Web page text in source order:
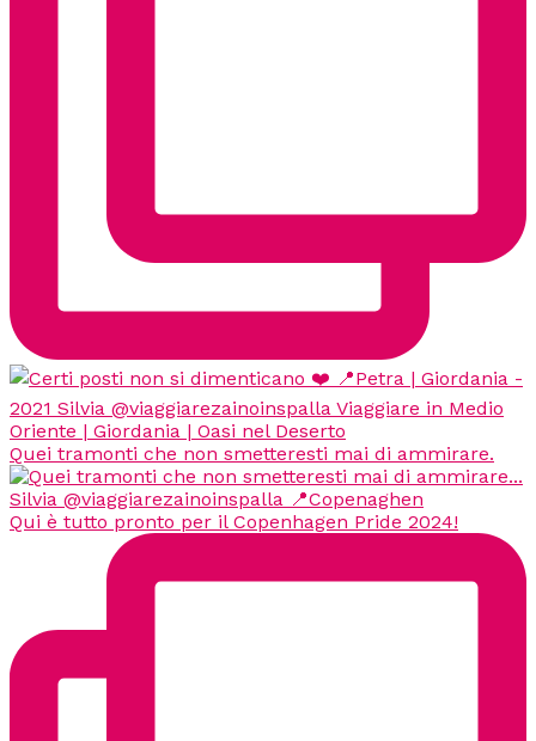
Quei tramonti che non smetteresti mai di ammirare.
Qui è tutto pronto per il Copenhagen Pride 2024!